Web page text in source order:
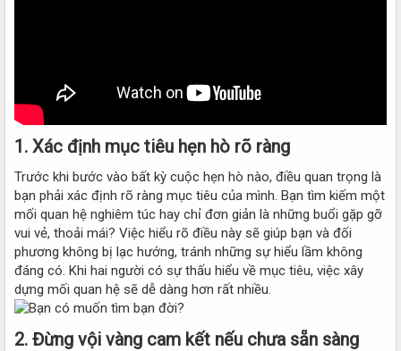
1. Xác định mục tiêu hẹn hò rõ ràng
Trước khi bước vào bất kỳ cuộc hẹn hò nào, điều quan trọng là
bạn phải xác định rõ ràng mục tiêu của mình. Bạn tìm kiếm một
mối quan hệ nghiêm túc hay chỉ đơn giản là những buổi gặp gỡ
vui vẻ, thoải mái? Việc hiểu rõ điều này sẽ giúp bạn và đối
phương không bị lạc hướng, tránh những sự hiểu lầm không
đáng có. Khi hai người có sự thấu hiểu về mục tiêu, việc xây
dựng mối quan hệ sẽ dễ dàng hơn rất nhiều.
2. Đừng vội vàng cam kết nếu chưa sẵn sàng